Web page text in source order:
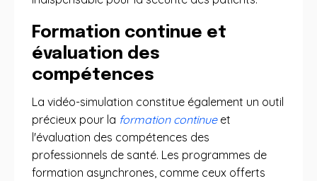
Formation continue et
évaluation des
compétences
La vidéo-simulation constitue également un outil
précieux pour la formation continueet
l'évaluation des compétences des
professionnels de santé. Les programmes de
formation asynchrones, comme ceux offerts